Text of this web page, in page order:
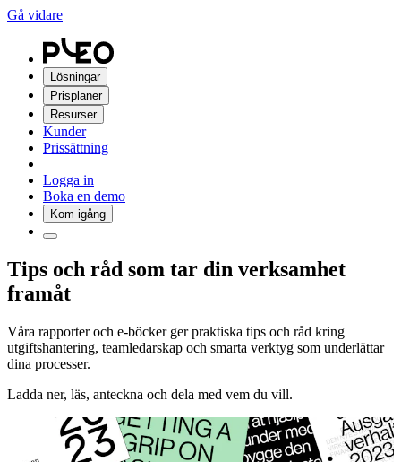
Gå vidare
Lösningar
Prisplaner
Resurser
Kunder
Prissättning
Logga in
Boka en demo
Kom igång
Tips och råd som tar din verksamhet
framåt
Våra rapporter och e-böcker ger praktiska tips och råd kring
utgiftshantering, teamledarskap och smarta verktyg som underlättar
dina processer.
Ladda ner, läs, anteckna och dela med vem du vill.